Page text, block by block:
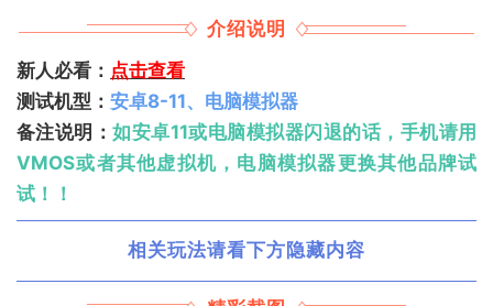
介绍说明
新人必看： 点击查看
测试机型： 安卓8-11、电脑模拟器
备注说明：如安卓11或电脑模拟器闪退的话，手机请用
VMOS或者其他虚拟机，电脑模拟器更换其他品牌试
试！！
相关玩法请看下方隐藏内容